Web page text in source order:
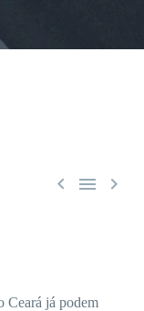
  
Ceará já podem